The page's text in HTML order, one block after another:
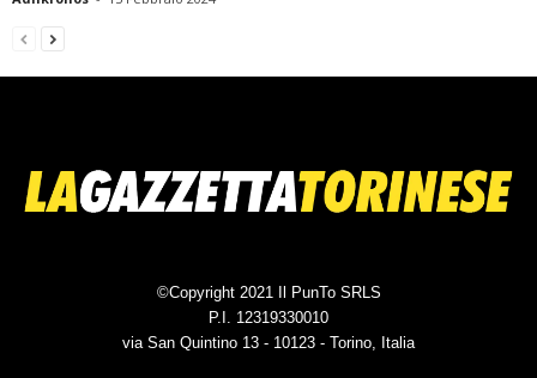
©Copyright 2021 Il PunTo SRLS
P.I. 12319330010
via San Quintino 13 - 10123 - Torino, Italia